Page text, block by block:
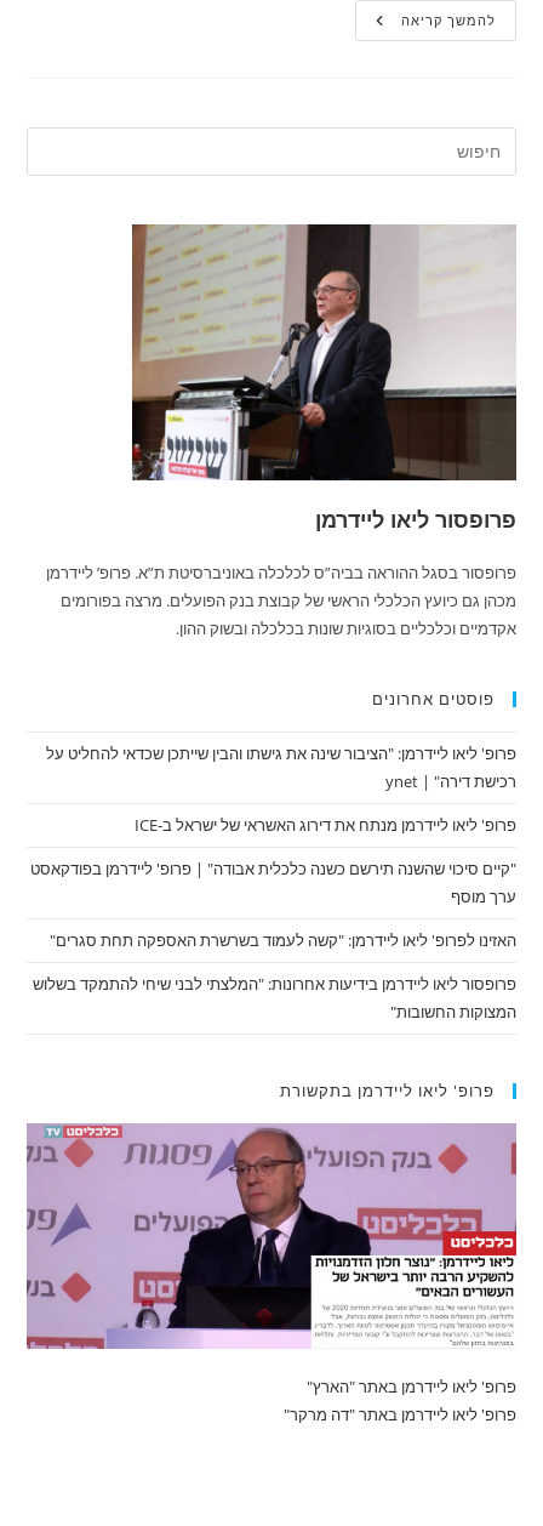
להמשך קריאההאזינו
לפרופ'
סגרים"
פרופסור ליאו ליידרמן
פרופסור בסגל ההוראה בביה”ס לכלכלה באוניברסיטת ת”א. פרופ’ ליידרמן
מכהן גם כיועץ הכלכלי הראשי של קבוצת בנק הפועלים. מרצה בפורומים
אקדמיים וכלכליים בסוגיות שונות בכלכלה ובשוק ההון.
פוסטים אחרונים
פרופ' ליאו ליידרמן: "הציבור שינה את גישתו והבין שייתכן שכדאי להחליט על
רכישת דירה" | ynet
פרופ' ליאו ליידרמן מנתח את דירוג האשראי של ישראל ב-ICE
"קיים סיכוי שהשנה תירשם כשנה כלכלית אבודה" | פרופ' ליידרמן בפודקאסט
ערך מוסף
האזינו לפרופ' ליאו ליידרמן: "קשה לעמוד בשרשרת האספקה תחת סגרים"
פרופסור ליאו ליידרמן בידיעות אחרונות: "המלצתי לבני שיחי להתמקד בשלוש
המצוקות החשובות"
פרופ' ליאו ליידרמן בתקשורת
פרופ' ליאו ליידרמן באתר "הארץ"
פרופ' ליאו ליידרמן באתר "דה מרקר"